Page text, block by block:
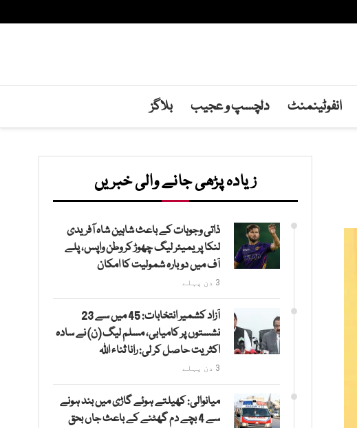
انفوٹینمنٹ دلچسپ و عجیب بلاگز
زیادہ پڑھی جانے والی خبریں
ذاتی وجوہات کے باعث شاہین شاہ آفریدی
لنکا پریمیئر لیگ چھوڑ کر وطن واپس، پلے
آف میں دوبارہ شمولیت کا امکان
3 دن پہلے
آزاد کشمیر انتخابات: 45 میں سے 23
نشستوں پر کامیابی، مسلم لیگ (ن) نے سادہ
اکثریت حاصل کر لی: رانا ثناء اللہ
3 دن پہلے
میانوالی: کھیلتے ہوئے گاڑی میں بند ہونے
سے 4 بچے دم گھٹنے کے باعث جاں بحق